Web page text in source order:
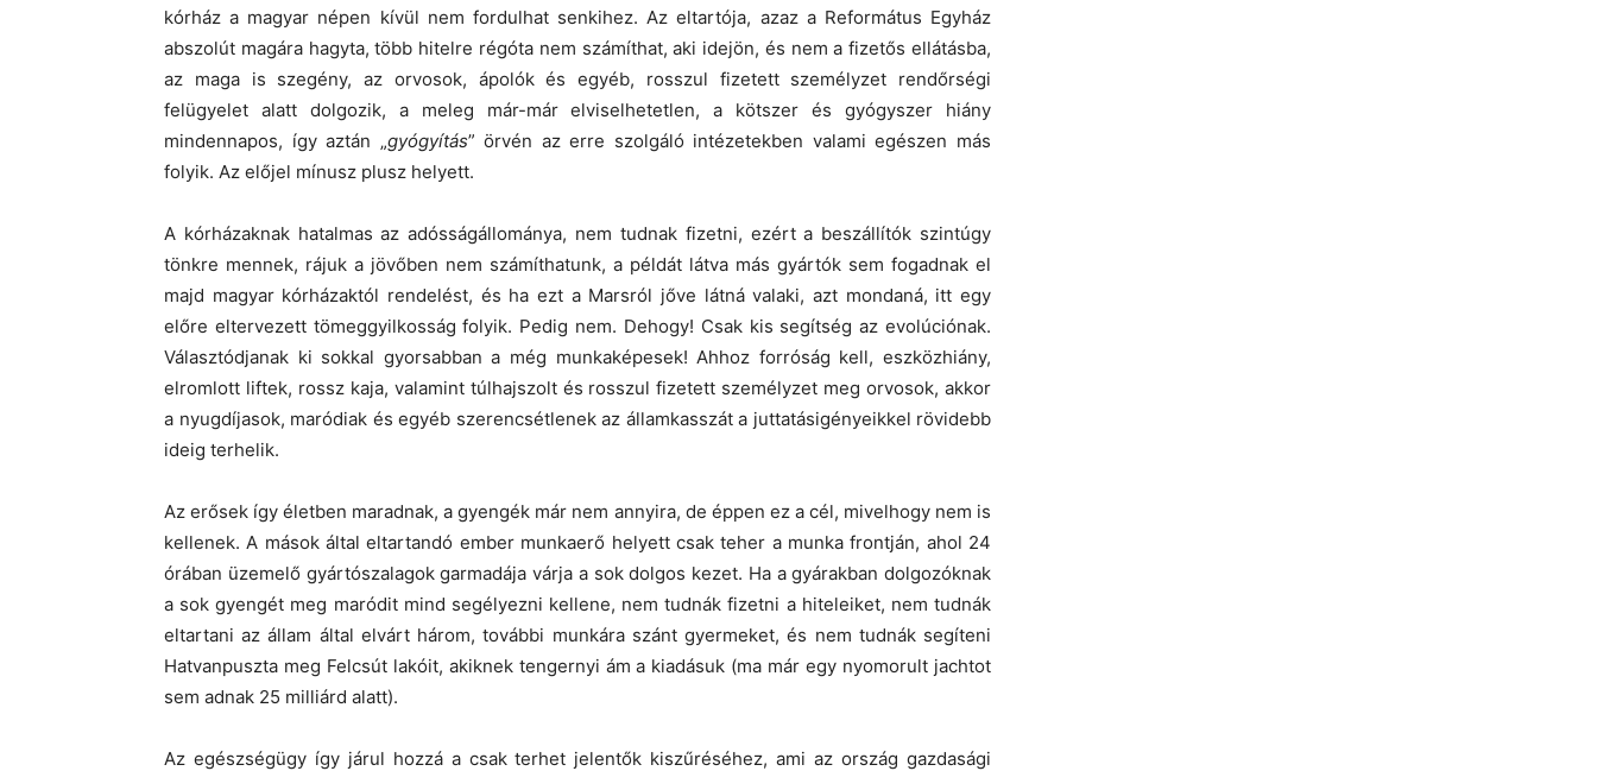
kórház a magyar népen kívül nem fordulhat senkihez. Az eltartója, azaz a Református Egyház
abszolút magára hagyta, több hitelre régóta nem számíthat, aki idejön, és nem a fizetős ellátásba,
az maga is szegény, az orvosok, ápolók és egyéb, rosszul fizetett személyzet rendőrségi
felügyelet alatt dolgozik, a meleg már-már elviselhetetlen, a kötszer és gyógyszer hiány
mindennapos, így aztán „gyógyítás” örvén az erre szolgáló intézetekben valami egészen más
folyik. Az előjel mínusz plusz helyett.
A kórházaknak hatalmas az adósságállománya, nem tudnak fizetni, ezért a beszállítók szintúgy
tönkre mennek, rájuk a jövőben nem számíthatunk, a példát látva más gyártók sem fogadnak el
majd magyar kórházaktól rendelést, és ha ezt a Marsról jőve látná valaki, azt mondaná, itt egy
előre eltervezett tömeggyilkosság folyik. Pedig nem. Dehogy! Csak kis segítség az evolúciónak.
Választódjanak ki sokkal gyorsabban a még munkaképesek! Ahhoz forróság kell, eszközhiány,
elromlott liftek, rossz kaja, valamint túlhajszolt és rosszul fizetett személyzet meg orvosok, akkor
a nyugdíjasok, maródiak és egyéb szerencsétlenek az államkasszát a juttatásigényeikkel rövidebb
ideig terhelik.
Az erősek így életben maradnak, a gyengék már nem annyira, de éppen ez a cél, mivelhogy nem is
kellenek. A mások által eltartandó ember munkaerő helyett csak teher a munka frontján, ahol 24
órában üzemelő gyártószalagok garmadája várja a sok dolgos kezet. Ha a gyárakban dolgozóknak
a sok gyengét meg maródit mind segélyezni kellene, nem tudnák fizetni a hiteleiket, nem tudnák
eltartani az állam által elvárt három, további munkára szánt gyermeket, és nem tudnák segíteni
Hatvanpuszta meg Felcsút lakóit, akiknek tengernyi ám a kiadásuk (ma már egy nyomorult jachtot
sem adnak 25 milliárd alatt).
Az egészségügy így járul hozzá a csak terhet jelentők kiszűréséhez, ami az ország gazdasági